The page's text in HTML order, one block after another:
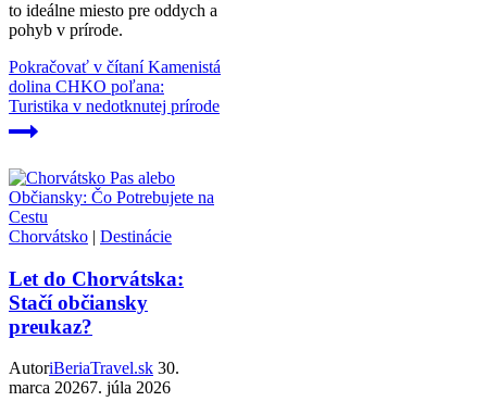
to ideálne miesto pre oddych a
pohyb v prírode.
Pokračovať v čítaníKamenistá
dolina CHKO poľana:
Turistika v nedotknutej prírode
Chorvátsko | Destinácie
Let do Chorvátska:
Stačí občiansky
preukaz?
AutoriBeriaTravel.sk 30.
marca 20267. júla 2026